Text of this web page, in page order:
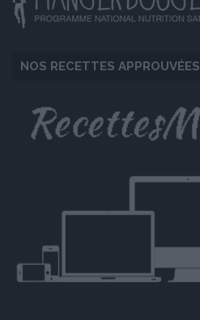
NOS RECETTES APPROUVÉES